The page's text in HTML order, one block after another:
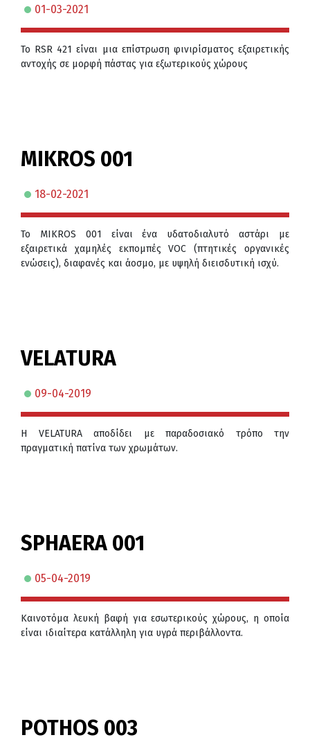
01-03-2021
Το RSR 421 είναι μια επίστρωση φινιρίσματος εξαιρετικής
αντοχής σε μορφή πάστας για εξωτερικούς χώρους
MIKROS 001
18-02-2021
Το MIKROS 001 είναι ένα υδατοδιαλυτό αστάρι με
εξαιρετικά χαμηλές εκπομπές VOC (πτητικές οργανικές
ενώσεις), διαφανές και άοσμο, με υψηλή διεισδυτική ισχύ.
VELATURA
09-04-2019
H VELATURA αποδίδει με παραδοσιακό τρόπο την
πραγματική πατίνα των χρωμάτων.
SPHAERA 001
05-04-2019
Καινοτόμα λευκή βαφή για εσωτερικούς χώρους, η οποία
είναι ιδιαίτερα κατάλληλη για υγρά περιβάλλοντα.
POTHOS 003